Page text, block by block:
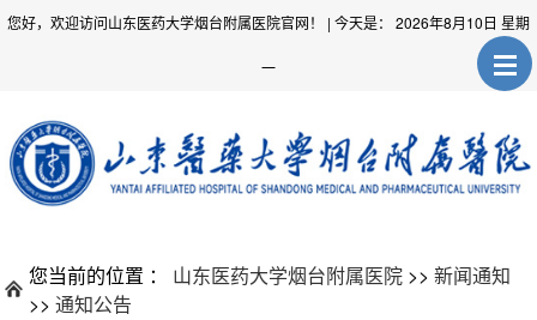
您好，欢迎访问山东医药大学烟台附属医院官网！ | 今天是： 2026年8月10日 星期
一
您当前的位置 ： 山东医药大学烟台附属医院 >>新闻通知
>>通知公告